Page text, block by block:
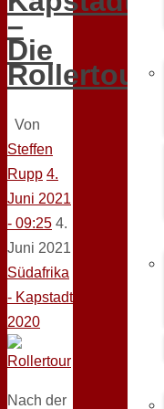
–
Die
Rollertour
Von
Steffen
Rupp 4.
Juni 2021
- 09:25 4.
Juni 2021
Südafrika
- Kapstadt
2020
Nach der